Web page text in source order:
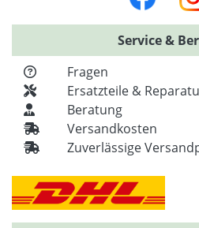
Service &
Fragen
Ersatzteile &
Beratung
Versandkosten
Zuverlässige